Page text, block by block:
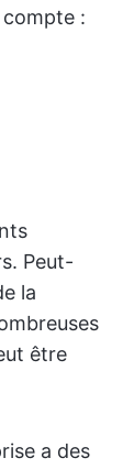
:
Peut-
la
être
a des